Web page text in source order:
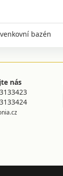
venkovní bazén
nás